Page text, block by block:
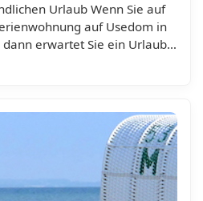
Urlaub Wenn Sie auf
auf Usedom in
erwartet Sie ein Urlaub…